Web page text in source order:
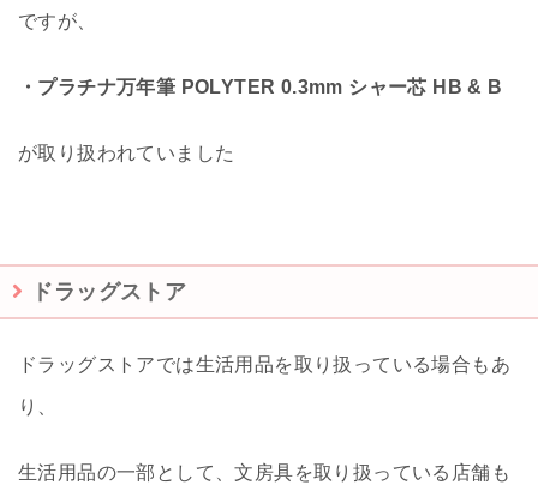
ですが、
・プラチナ万年筆 POLYTER 0.3mm シャー芯 HB & B
が取り扱われていました
ドラッグストア
ドラッグストアでは生活用品を取り扱っている場合もあ
り、
生活用品の一部として、文房具を取り扱っている店舗も